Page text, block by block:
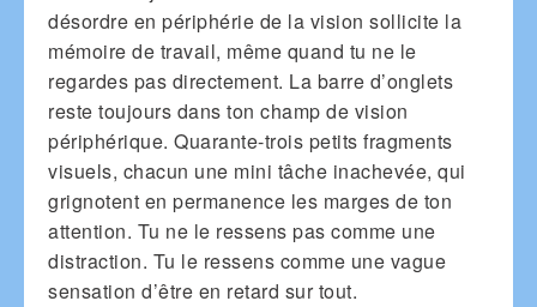
désordre en périphérie de la vision sollicite la
mémoire de travail, même quand tu ne le
regardes pas directement. La barre d’onglets
reste toujours dans ton champ de vision
périphérique. Quarante-trois petits fragments
visuels, chacun une mini tâche inachevée, qui
grignotent en permanence les marges de ton
attention. Tu ne le ressens pas comme une
distraction. Tu le ressens comme une vague
sensation d’être en retard sur tout.